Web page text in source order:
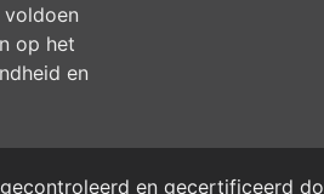
op het
en
en gecertificeerd